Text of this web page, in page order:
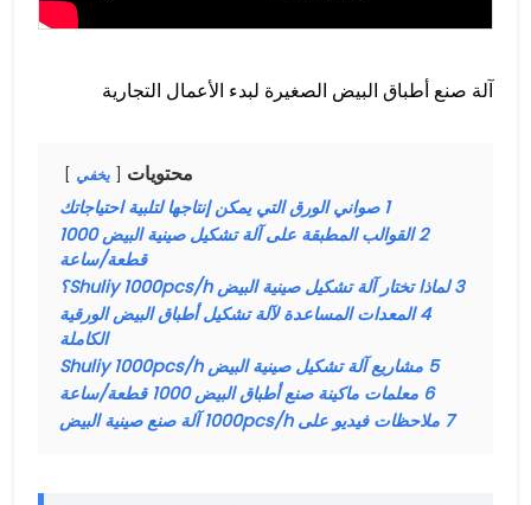
آلة صنع أطباق البيض الصغيرة لبدء الأعمال التجارية
محتويات يخفي
1 صواني الورق التي يمكن إنتاجها لتلبية احتياجاتك
2
القوالب المطبقة على آلة تشكيل صينية البيض 1000
قطعة/ساعة
3 لماذا تختار آلة تشكيل صينية البيض Shuliy 1000pcs/h؟
4 المعدات المساعدة لآلة تشكيل أطباق البيض الورقية
الكاملة
5 مشاريع آلة تشكيل صينية البيض Shuliy 1000pcs/h
6 معلمات ماكينة صنع أطباق البيض 1000 قطعة/ساعة
7 ملاحظات فيديو على 1000pcs/h آلة صنع صينية البيض